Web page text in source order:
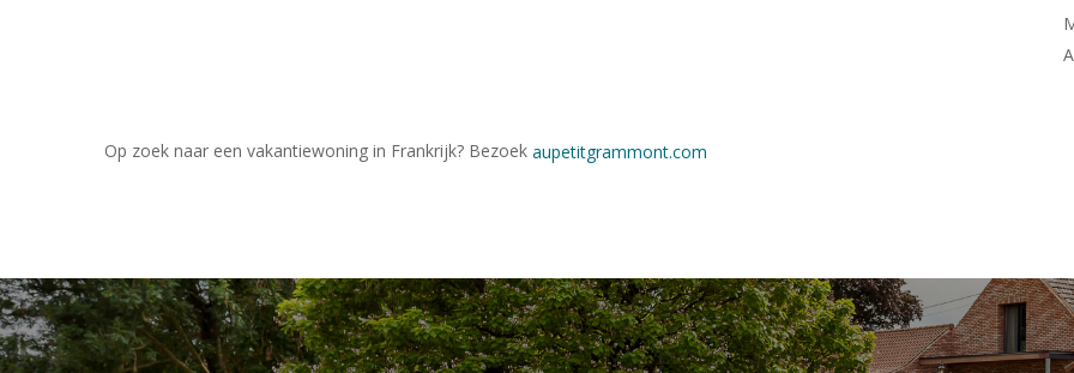
Op zoek naar een vakantiewoning in Frankrijk? Bezoek aupetitgrammont.com